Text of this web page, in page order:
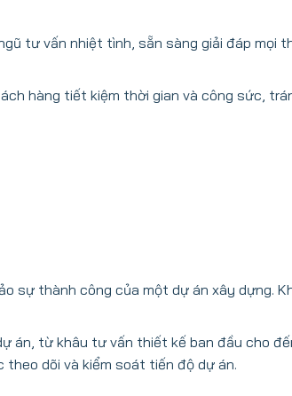
tư vấn nhiệt tình, sẵn sàng giải đáp mọi
hàng tiết kiệm thời gian và công sức,
sự thành công của một dự án xây dựng.
án, từ khâu tư vấn thiết kế ban đầu cho
dõi và kiểm soát tiến độ dự án.